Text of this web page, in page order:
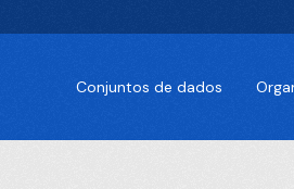
Conjuntos de dados